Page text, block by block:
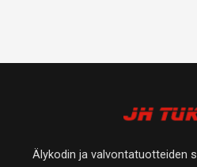
Älykodin ja valvontatuotteiden